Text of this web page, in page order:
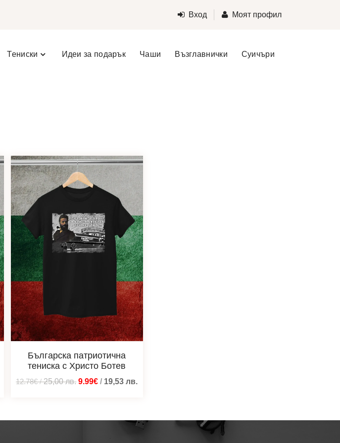
Вход Моят профил
Тениски Идеи за подарък Чаши Възглавнички Суичъри
Българска патриотична
тениска с Христо Ботев
12.78€/25,00лв. 9.99€ / 19,53лв.